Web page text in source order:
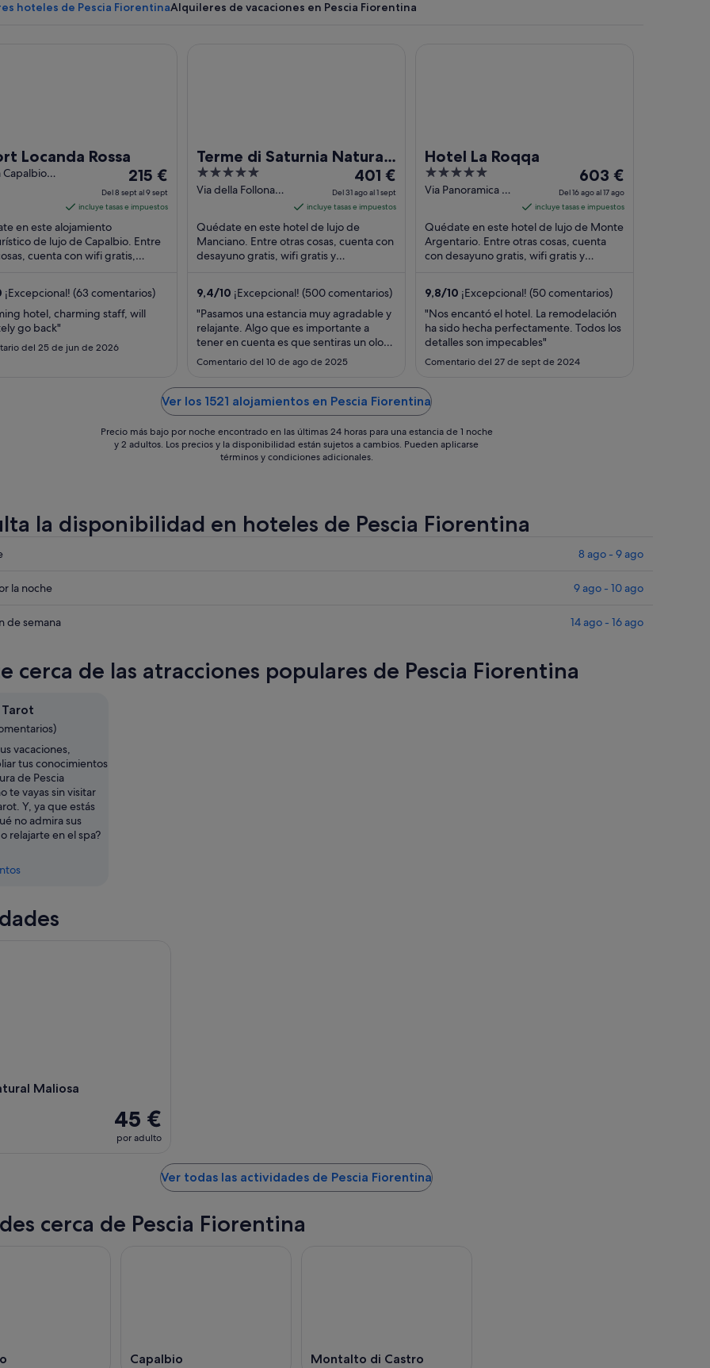
hoteles de Pescia FiorentinaAlquileres de vacaciones en Pescia Fiorentina
Locanda Rossa
Capalbio
El
precio
es
215 €
por
del
215 €
Del 8 sept al 9 sept
incluye tasas e impuestos
en este alojamiento
de lujo de Capalbio. Entre
cuenta con wifi gratis,
¡Excepcional! (63 comentarios)
hotel, charming staff, will
go back"
del 25 de jun de 2026
Terme di Saturnia Natural
Spa & Golf Resort - The
Leading Hotels of the
5
out
5
Via della Follonata
El
precio
es
de
401 €
del
31
ago
al
401 €
Del 31 ago al 1 sept
incluye tasas e impuestos
Quédate en este hotel de lujo de
Manciano. Entre otras cosas, cuenta con
desayuno gratis, wifi gratis y
9,4/10 ¡Excepcional! (500 comentarios)
"Pasamos una estancia muy agradable y
relajante. Algo que es importante a
tener en cuenta es que sentiras un olor
extraño, al principio pense que era de la
propiedad pero es el azufre de las
termas, seria algo bueno que te lo
comuniquen para que no te lleves un
disgusto pensando que es por otra
cosa. ..."
Comentario del 10 de ago de 2025
Hotel La Roqqa
5
out
5
Via Panoramica 7
El
precio
es
de
603 €
por
del
16
ago
17
603 €
Del 16 ago al 17 ago
incluye tasas e impuestos
Quédate en este hotel de lujo de Monte
Argentario. Entre otras cosas, cuenta
con desayuno gratis, wifi gratis y
9,8/10 ¡Excepcional! (50 comentarios)
"Nos encantó el hotel. La remodelación
ha sido hecha perfectamente. Todos los
detalles son impecables"
Comentario del 27 de sept de 2024
Ver los 1521 alojamientos en Pescia Fiorentina
Precio más bajo por noche encontrado en las últimas 24 horas para una estancia de 1 noche
y 2 adultos. Los precios y la disponibilidad están sujetos a cambios. Pueden aplicarse
términos y condiciones adicionales.
la disponibilidad en hoteles de Pescia Fiorentina
8 ago - 9 ago
la noche 9 ago - 10 ago
de semana 14 ago - 16 ago
cerca de las atracciones populares de Pescia Fiorentina
vacaciones,
tus conocimientos
de Pescia
te vayas sin visitar
Y, ya que estás
no admira sus
relajarte en el spa?
Maliosa
45 €
por adulto
Ver todas las actividades de Pescia Fiorentina
cerca de Pescia Fiorentina
Capalbio Montalto di Castro